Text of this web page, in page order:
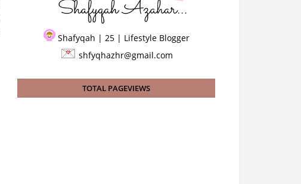
Shafyqah | 25 | Lifestyle Blogger
shfyqhazhr@gmail.com
TOTAL PAGEVIEWS